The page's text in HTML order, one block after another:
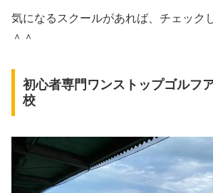
気になるスクールがあれば、チェック
＾＾
初心者専門ワンストップゴルフ
校